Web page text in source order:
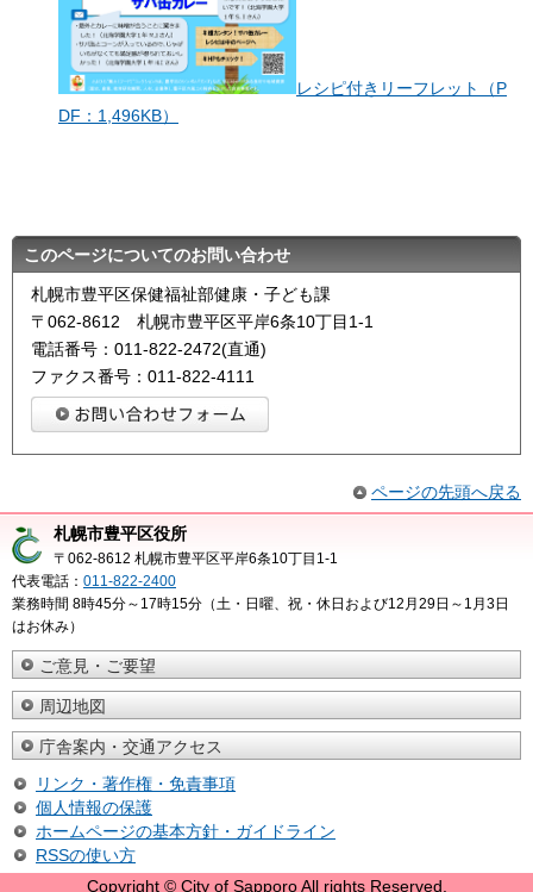
レシピ付きリーフレット（P
DF：1,496KB）
このページについてのお問い合わせ
札幌市豊平区保健福祉部健康・子ども課
〒062-8612 札幌市豊平区平岸6条10丁目1-1
電話番号：011-822-2472(直通)
ファクス番号：011-822-4111
ページの先頭へ戻る
札幌市豊平区役所
〒062-8612 札幌市豊平区平岸6条10丁目1-1
代表電話： 011-822-2400
業務時間 8時45分～17時15分（土・日曜、祝・休日および12月29日～1月3日
はお休み）
ご意見・ご要望
周辺地図
庁舎案内・交通アクセス
リンク・著作権・免責事項
個人情報の保護
ホームページの基本方針・ガイドライン
RSSの使い方
Copyright © City of Sapporo All rights Reserved.